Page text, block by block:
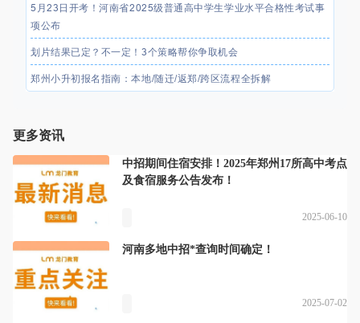
5月23日开考！河南省2025级普通高中学生学业水平合格性考试事
项公布
划片结果已定？不一定！3个策略帮你争取机会
郑州小升初报名指南：本地/随迁/返郑/跨区流程全拆解
更多资讯
中招期间住宿安排！2025年郑州17所高中考点
及食宿服务公告发布！
2025-06-10
河南多地中招*查询时间确定！
2025-07-02